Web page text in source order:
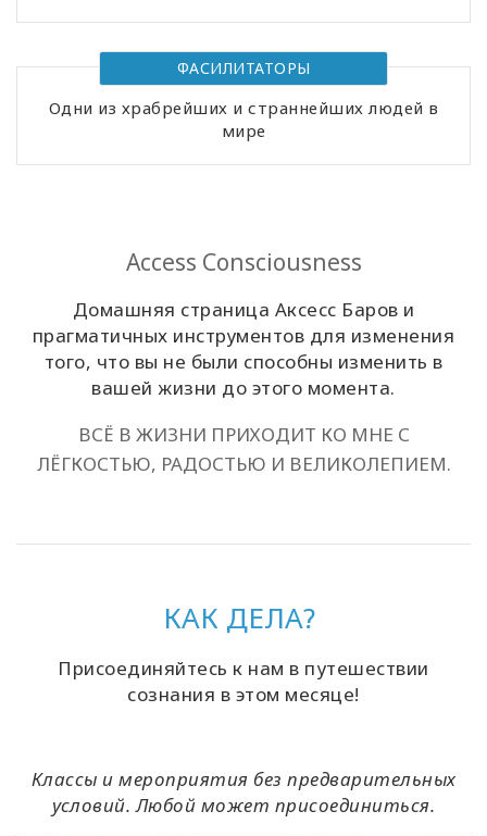
Фасилитаторы
Shop
More
ПОИСК
ФАСИЛИТАТОРЫ
Одни из храбрейших и страннейших людей в
мире
Access Consciousness
Домашняя страница Аксесс Баров и
прагматичных инструментов для изменения
того, что вы не были способны изменить в
вашей жизни до этого момента.
ВСЁ В ЖИЗНИ ПРИХОДИТ КО МНЕ С
ЛЁГКОСТЬЮ, РАДОСТЬЮ И ВЕЛИКОЛЕПИЕМ.
КАК ДЕЛА?
Присоединяйтесь к нам в путешествии
сознания в этом месяце!
Классы и мероприятия без предварительных
условий. Любой может присоединиться.